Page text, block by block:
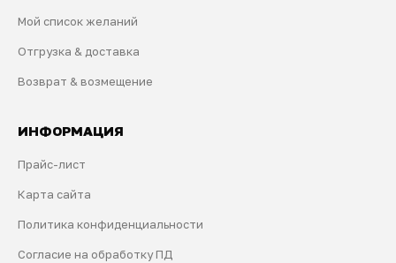
Мой список желаний
Отгрузка & доставка
Возврат & возмещение
ИНФОРМАЦИЯ
Прайс-лист
Карта сайта
Политика конфиденциальности
Согласие на обработку ПД